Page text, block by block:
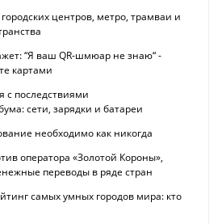
центров, метро, трамваи и
“Я ваш QR-шмюар не знаю“ -
картами
с последствиями
сети, зарядки и батареи
необходимо как никогда
оператора «Золотой Короны»,
переводы в ряде стран
самых умных городов мира: кто